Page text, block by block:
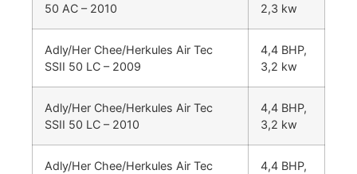
50 AC – 2010
2,3 kw
Adly/Her Chee/Herkules Air Tec
SSII 50 LC – 2009
4,4 BHP,
3,2 kw
Adly/Her Chee/Herkules Air Tec
SSII 50 LC – 2010
4,4 BHP,
3,2 kw
Adly/Her Chee/Herkules Air Tec
4,4 BHP,